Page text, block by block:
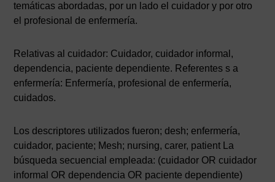
temáticas abordadas, por un lado el cuidador y por otro
el profesional de enfermería.
Relativas al cuidador: Cuidador, cuidador informal,
dependencia, paciente dependiente. Referentes s a
enfermería: Enfermería, profesional de enfermería,
cuidados.
Los descriptores utilizados fueron; desh; enfermería,
cuidador, paciente; Mesh; nursing, carer, patient La
búsqueda secuencial empleada: (cuidador OR cuidador
informal OR dependencia OR paciente dependiente)